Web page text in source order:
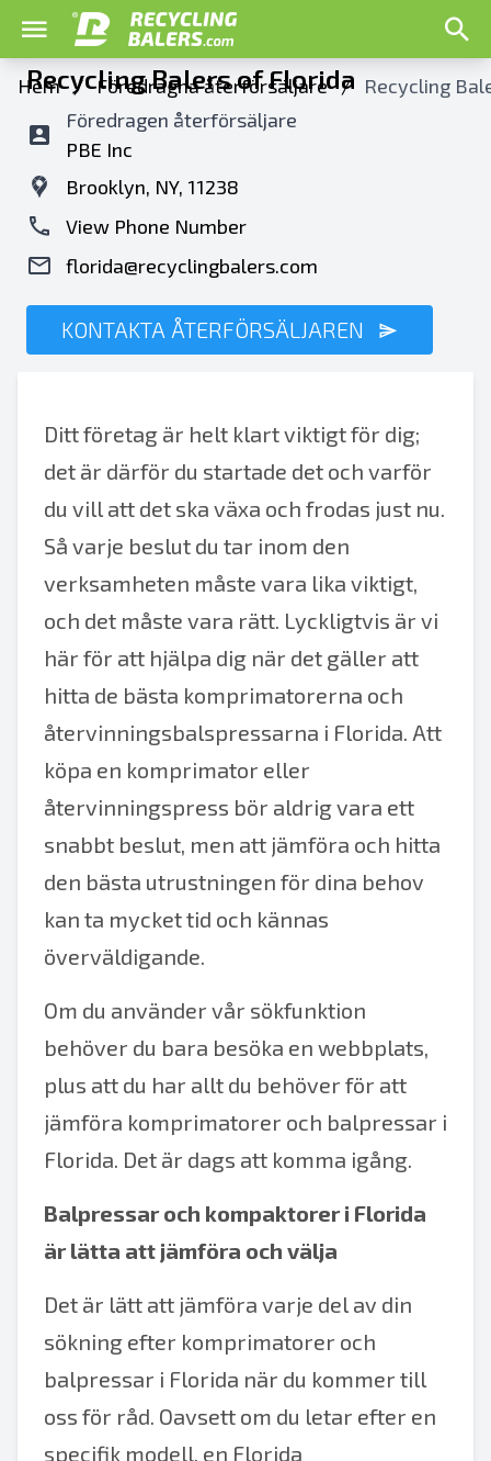
Hem / Föredragna återförsäljare / Recycling
Recycling Balers of Florida
Föredragen återförsäljare
PBE Inc
Brooklyn, NY, 11238
View Phone Number
florida@recyclingbalers.com
KONTAKTA ÅTERFÖRSÄLJAREN
Ditt företag är helt klart viktigt för dig;
det är därför du startade det och varför
du vill att det ska växa och frodas just nu.
Så varje beslut du tar inom den
verksamheten måste vara lika viktigt,
och det måste vara rätt. Lyckligtvis är vi
här för att hjälpa dig när det gäller att
hitta de bästa komprimatorerna och
återvinningsbalspressarna i Florida. Att
köpa en komprimator eller
återvinningspress bör aldrig vara ett
snabbt beslut, men att jämföra och hitta
den bästa utrustningen för dina behov
kan ta mycket tid och kännas
överväldigande.
Om du använder vår sökfunktion
behöver du bara besöka en webbplats,
plus att du har allt du behöver för att
jämföra komprimatorer och balpressar i
Florida. Det är dags att komma igång.
Balpressar och kompaktorer i Florida
är lätta att jämföra och välja
Det är lätt att jämföra varje del av din
sökning efter komprimatorer och
balpressar i Florida när du kommer till
oss för råd. Oavsett om du letar efter en
specifik modell, en Florida